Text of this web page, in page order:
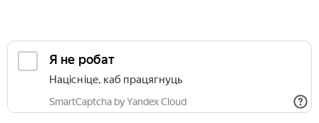
Я не робат
Націсніце, каб працягнуць
SmartCaptcha by Yandex Cloud